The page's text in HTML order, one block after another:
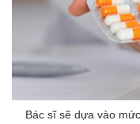
Bác sĩ sẽ dựa vào